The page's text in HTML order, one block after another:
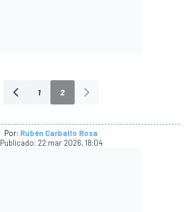
1 2
Por: Rubén Carballo Rosa
Publicado: 22 mar 2026, 18:04